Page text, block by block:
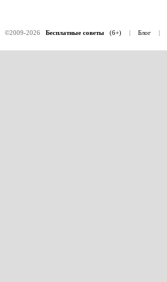
©2009-2026 Бесплатные советы(6+) | Блог |